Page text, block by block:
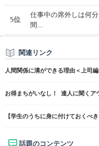
5位
仕事中の席外しは何
間...
関連リンク
人間関係に溝ができる理由＜上司編
お得まちがいなし！ 達人に聞くア
【学生のうちに身に付けておくべ
話題のコンテンツ